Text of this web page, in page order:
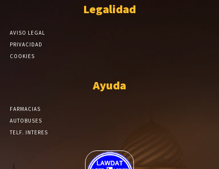
Legalidad
AVISO LEGAL
PRIVACIDAD
COOKIES
Ayuda
FARMACIAS
AUTOBUSES
TELF. INTERES